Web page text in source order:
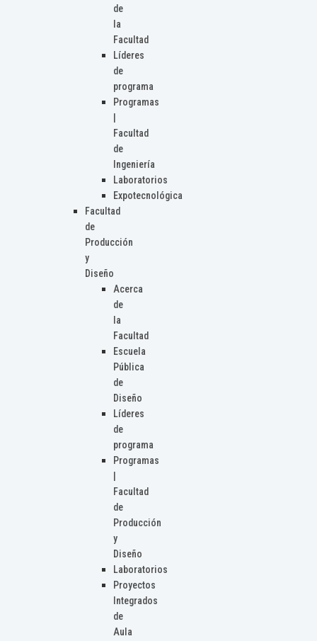
de
la
Facultad
Líderes
de
programa
Programas
Facultad
de
Ingeniería
Laboratorios
Expotecnológica
Facultad
de
Producción
y
Diseño
Acerca
de
la
Facultad
Escuela
Pública
de
Diseño
Líderes
de
programa
Programas
Facultad
de
Producción
y
Diseño
Laboratorios
Proyectos
Integrados
de
Aula